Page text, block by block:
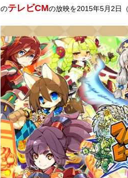
のテレビCMの放映を2015年5月2日